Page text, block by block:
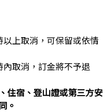
上取消，可保留或依情
取消，訂金將不予退
住宿、登山證或第三方安
。